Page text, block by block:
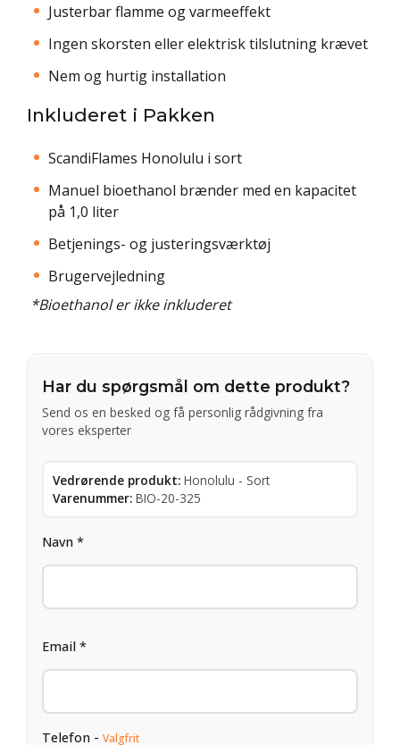
Justerbar flamme og varmeeffekt
Ingen skorsten eller elektrisk tilslutning krævet
Nem og hurtig installation
Inkluderet i Pakken
ScandiFlames Honolulu i sort
Manuel bioethanol brænder med en kapacitet
på 1,0 liter
Betjenings- og justeringsværktøj
Brugervejledning
*Bioethanol er ikke inkluderet
Har du spørgsmål om dette produkt?
Send os en besked og få personlig rådgivning fra
vores eksperter
Vedrørende produkt: Honolulu - Sort
Varenummer: BIO-20-325
Navn *
Email *
Telefon - Valgfrit